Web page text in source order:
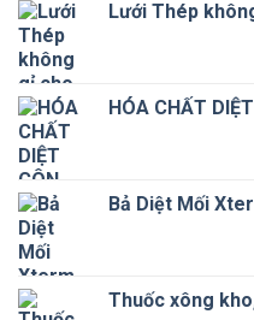
170 ₫.là:
Lưới Thép
HÓA CHẤT
Bả Diệt Mối
Thuốc xông